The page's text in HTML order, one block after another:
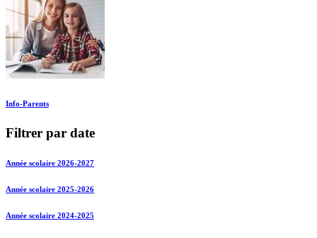
Info-Parents
Filtrer par date
Année scolaire 2026-2027
Année scolaire 2025-2026
Année scolaire 2024-2025